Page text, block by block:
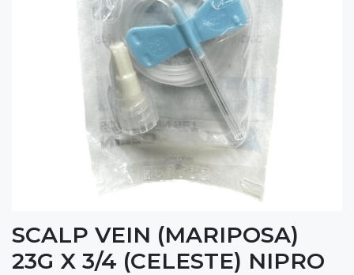
SCALP VEIN (MARIPOSA)
23G X 3/4 (CELESTE) NIPRO